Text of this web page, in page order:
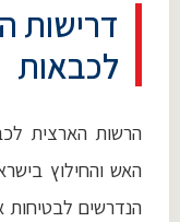
דרישות
לכבאות
הרשות הארצית
האש והחילוץ
הנדרשים לבטיחות